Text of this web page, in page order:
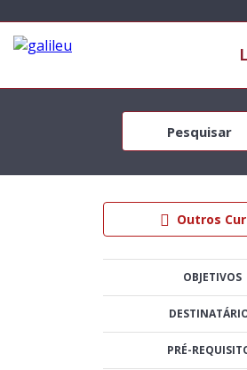
Outros
OBJETIVOS
PRÉ-